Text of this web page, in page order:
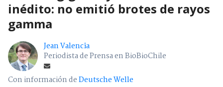
inédito: no emitió brotes de rayos
gamma
Jean Valencia
Periodista de Prensa en BioBioChile
Con información deDeutsche Welle